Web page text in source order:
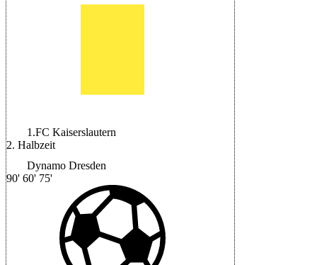
1.FC Kaiserslautern
2. Halbzeit
Dynamo Dresden
90' 60' 75'